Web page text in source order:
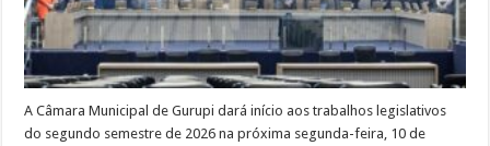
A Câmara Municipal de Gurupi dará início aos trabalhos legislativos
do segundo semestre de 2026 na próxima segunda-feira, 10 de